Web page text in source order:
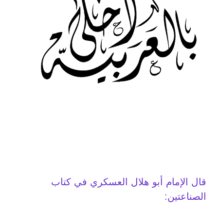
قال الإمام أبو هلال العسكري في كتاب
الصناعتين: